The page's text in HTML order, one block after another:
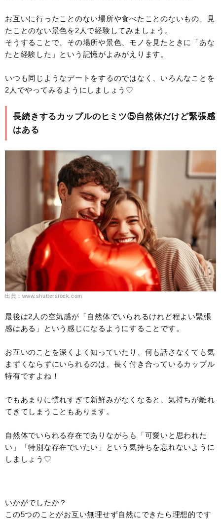
お互いに行ったことのない場所や食べたことのないもの、見
たことのない景色を2人で経験してみましょう。
そうすることで、その場所や景色、モノを見たときに「あな
たと経験した」という記憶がよみがえります。
いつも同じようなデートをするのではなく、いろんなことを
2人でやってみるようにしましょう♡
長続きするカップルのヒミツ⑤自然体だけど緊張感
はある
出典：www.shutterstock.com
最後は2人の空気感が「自然体でいられるけれど程よい緊張
感はある」という感じになるようにすることです。
お互いのことを深くよく知っていたり、何も話さなくても気
まずくならずにいられるのは、長く付き合っているカップル
特有ですよね！
でもあまりに慣れすぎて新鮮みがなくなると、気持ちが離れ
てきてしまうこともあります。
自然体でいられる存在でありながらも「可愛いと思われた
い」「特別な存在でいたい」という気持ちを忘れないように
しましょう♡
いかがでしたか？
この5つのことがお互い無理せず自然にできたら理想的です